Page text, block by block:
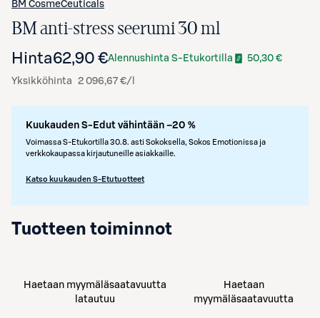
BM CosmeCeuticals
BM anti-stress seerumi 30 ml
Hinta62,90 €Alennushinta S-Etukortilla 50,30 €
Yksikköhinta 2 096,67 €/l
Kuukauden S-Edut vähintään –20 %
Voimassa S-Etukortilla 30.8. asti Sokoksella, Sokos Emotionissa ja
verkkokaupassa kirjautuneille asiakkaille.
Katso kuukauden S-Etutuotteet
Tuotteen toiminnot
Haetaan myymäläsaatavuutta
latautuu
Haetaan
myymäläsaatavuutta